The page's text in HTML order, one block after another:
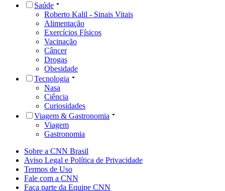
Saúde
Roberto Kalil - Sinais Vitais
Alimentação
Exercícios Físicos
Vacinação
Câncer
Drogas
Obesidade
Tecnologia
Nasa
Ciência
Curiosidades
Viagem & Gastronomia
Viagem
Gastronomia
Sobre a CNN Brasil
Aviso Legal e Política de Privacidade
Termos de Uso
Fale com a CNN
Faça parte da Equipe CNN